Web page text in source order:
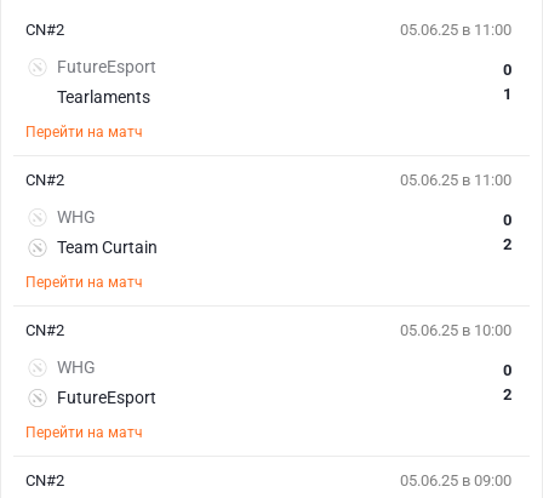
05.06.25 в 11:00
FutureEsport
Tearlaments
0
1
Перейти на матч
CN#2
05.06.25 в 11:00
WHG
Team Curtain
0
2
Перейти на матч
CN#2
05.06.25 в 10:00
WHG
FutureEsport
0
2
Перейти на матч
CN#2
05.06.25 в 09:00
CN#2